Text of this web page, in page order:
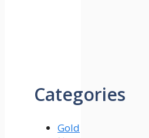
Categories
Gold